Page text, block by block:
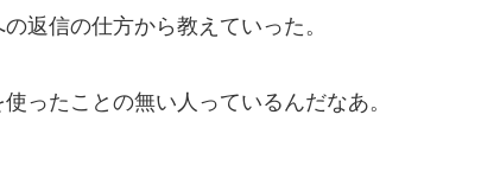
返信の仕方から教えていった。
ったことの無い人っているんだなあ。